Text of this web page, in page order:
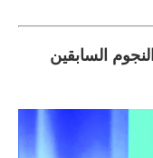
السابقين